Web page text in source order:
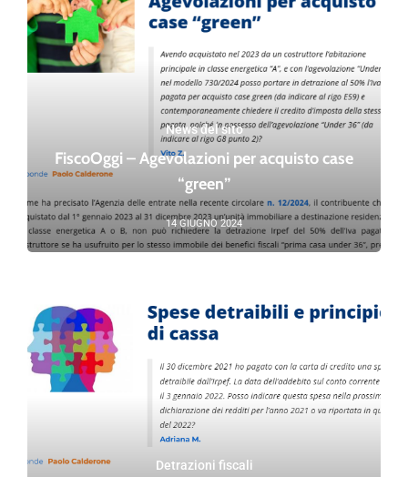
News del sito
FiscoOggi – Agevolazioni per acquisto case
“green”
14 GIUGNO 2024
Detrazioni fiscali